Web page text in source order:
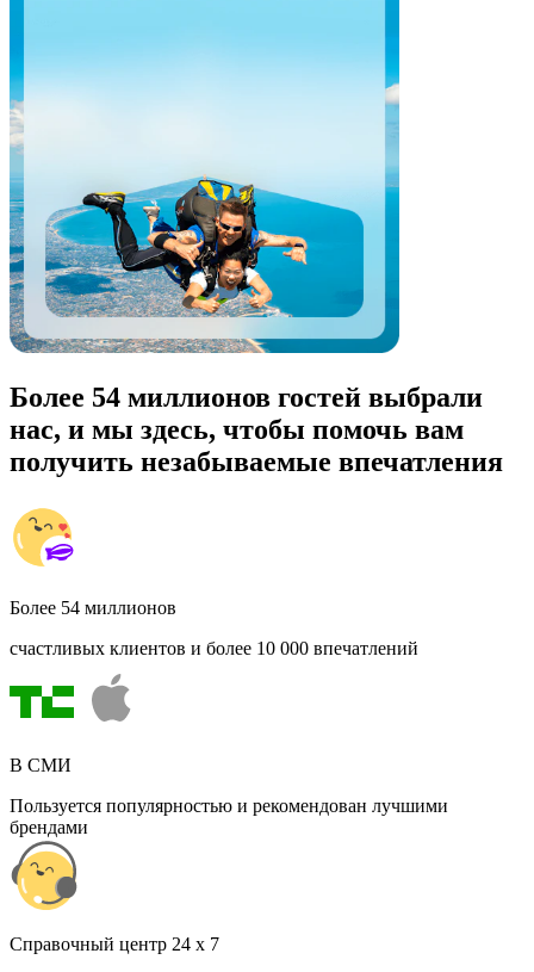
Более 54 миллионов гостей выбрали
нас, и мы здесь, чтобы помочь вам
получить незабываемые впечатления
Более 54 миллионов
счастливых клиентов и более 10 000 впечатлений
В СМИ
Пользуется популярностью и рекомендован лучшими
брендами
Cправочный центр 24 x 7